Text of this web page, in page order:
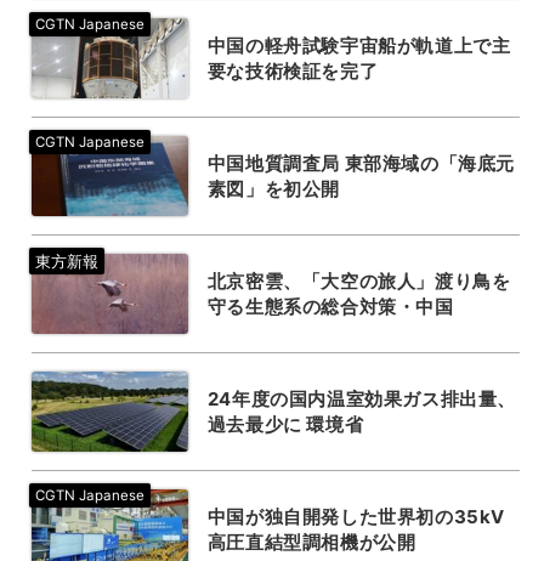
中国の軽舟試験宇宙船が軌道上で主
要な技術検証を完了
中国地質調査局 東部海域の「海底元
素図」を初公開
北京密雲、「大空の旅人」渡り鳥を
守る生態系の総合対策・中国
24年度の国内温室効果ガス排出量、
過去最少に 環境省
中国が独自開発した世界初の35kV
高圧直結型調相機が公開